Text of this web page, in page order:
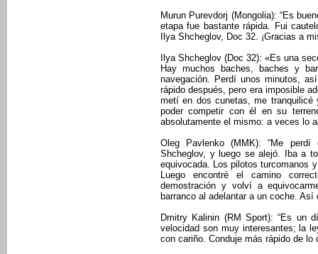
Murun Purevdorj (Mongolia): “Es
etapa fue bastante rápida. Fui
Ilya Shcheglov, Doc 32. ¡Gracias a
Ilya Shcheglov (Doc 32): «Es una
Hay muchos baches, baches y
navegación. Perdí unos minutos,
rápido después, pero era imposible
metí en dos cunetas, me
poder competir con él en su
absolutamente el mismo: a veces lo
Oleg Pavlenko (MMK): “Me
Shcheglov, y luego se alejó. Iba a
equivocada. Los pilotos turcomanos
Luego encontré el camino
demostración y volví a
barranco al adelantar a un coche. Así
Dmitry Kalinin (RM Sport): “Es un
velocidad son muy interesantes; la
con cariño. Conduje más rápido de lo